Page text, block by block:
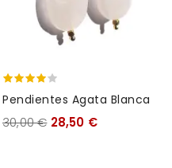
Pendientes Agata Blanca
30,00 € 28,50 €